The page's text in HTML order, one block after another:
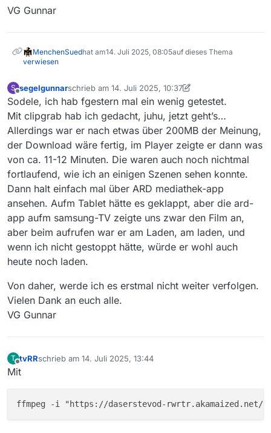
VG Gunnar
MenchenSuedhat am14. Juli 2025, 08:05auf dieses Thema
verwiesen
S
Offline
segelgunnarschrieb am 14. Juli 2025, 10:37
zuletzt editiert von segelgunnar
Sodele, ich hab fgestern mal ein wenig getestet.
Mit clipgrab hab ich gedacht, juhu, jetzt geht’s…
Allerdings war er nach etwas über 200MB der Meinung,
der Download wäre fertig, im Player zeigte er dann was
von ca. 11-12 Minuten. Die waren auch noch nichtmal
fortlaufend, wie ich an einigen Szenen sehen konnte.
Dann halt einfach mal über ARD mediathek-app
ansehen. Aufm Tablet hätte es geklappt, aber die ard-
app aufm samsung-TV zeigte uns zwar den Film an,
aber beim aufrufen war er am Laden, am laden, und
wenn ich nicht gestoppt hätte, würde er wohl auch
heute noch laden.
Von daher, werde ich es erstmal nicht weiter verfolgen.
Vielen Dank an euch alle.
VG Gunnar
T
Offline
tvRRschrieb am 14. Juli 2025, 13:44
zuletzt editiert von
Mit
ffmpeg -i "https://daserstevod-rwrtr.akamaized.net/i/